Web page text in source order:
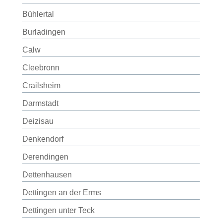
Bühlertal
Burladingen
Calw
Cleebronn
Crailsheim
Darmstadt
Deizisau
Denkendorf
Derendingen
Dettenhausen
Dettingen an der Erms
Dettingen unter Teck